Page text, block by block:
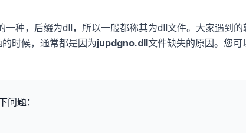
种，后缀为dll，所以一般都称其为dll文件。大家遇到
时候，通常都是因为jupdgno.dll文件缺失的原因。您可
问题：